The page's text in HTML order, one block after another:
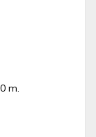
m.